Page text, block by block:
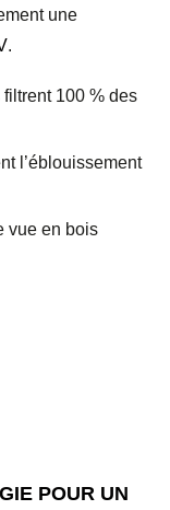
une
.
filtrent 100 % des
l’éblouissement
vue en bois
POUR UN